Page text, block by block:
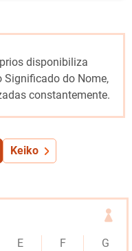
disponibiliza
Significado do Nome,
constantemente.
Keiko
E F
G